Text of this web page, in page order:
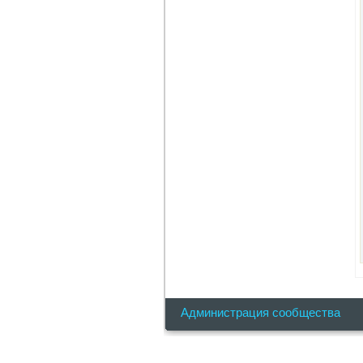
Администрация сообщества